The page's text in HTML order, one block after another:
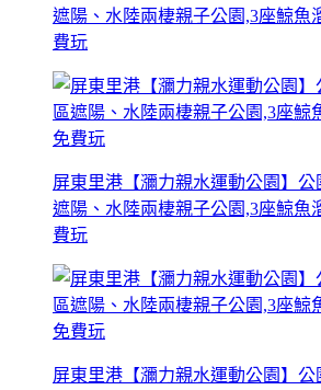
遮陽、水陸兩棲親子公園,3座鯨魚
費玩
屏東里港【瀰力親水運動公園】公
遮陽、水陸兩棲親子公園,3座鯨魚
費玩
屏東里港【瀰力親水運動公園】公